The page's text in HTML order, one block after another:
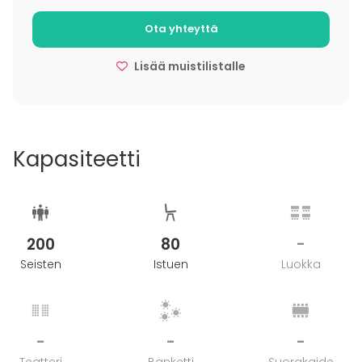
Ota yhteyttä
Lisää muistilistalle
Kapasiteetti
200
Seisten
80
Istuen
-
Luokka
- - -